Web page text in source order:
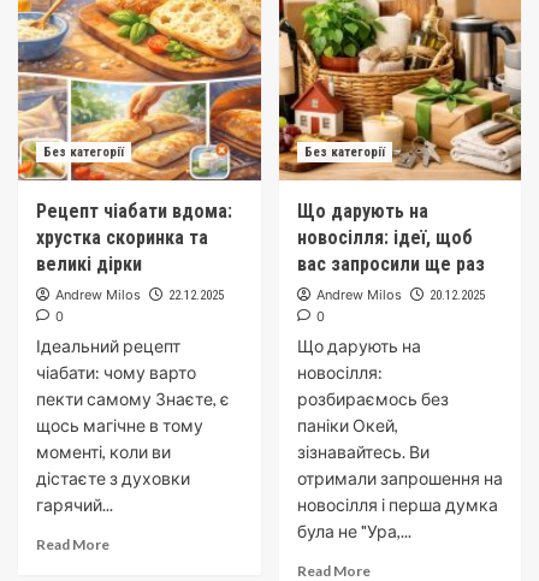
Без категорії
Рецепт чіабати вдома:
хрустка скоринка та
великі дірки
Andrew Milos 22.12.2025
0
Ідеальний рецепт
чіабати: чому варто
пекти самому Знаєте, є
щось магічне в тому
моменті, коли ви
дістаєте з духовки
гарячий...
Read More
Без категорії
Що дарують на
новосілля: ідеї, щоб
вас запросили ще раз
Andrew Milos 20.12.2025
0
Що дарують на
новосілля:
розбираємось без
паніки Окей,
зізнавайтесь. Ви
отримали запрошення на
новосілля і перша думка
була не "Ура,...
Read More